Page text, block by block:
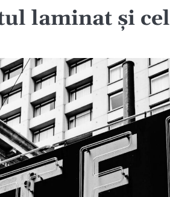
laminat și